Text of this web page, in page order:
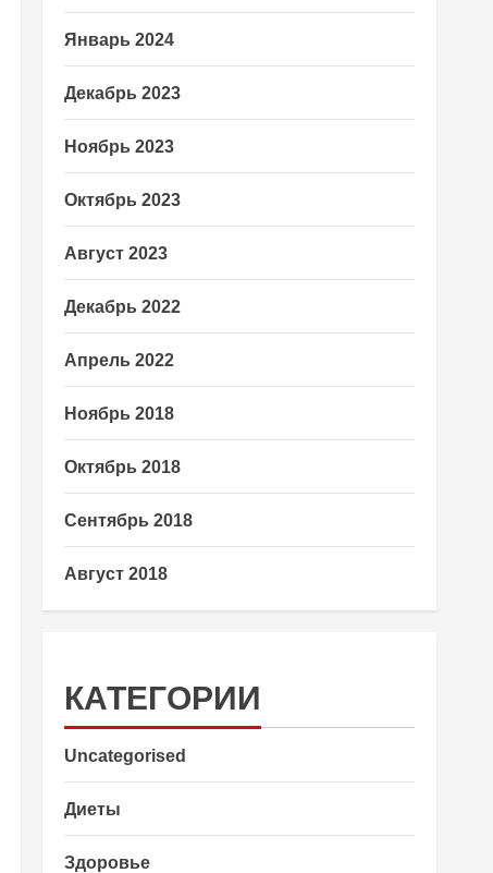
Январь 2024
Декабрь 2023
Ноябрь 2023
Октябрь 2023
Август 2023
Декабрь 2022
Апрель 2022
Ноябрь 2018
Октябрь 2018
Сентябрь 2018
Август 2018
КАТЕГОРИИ
Uncategorised
Диеты
Здоровье